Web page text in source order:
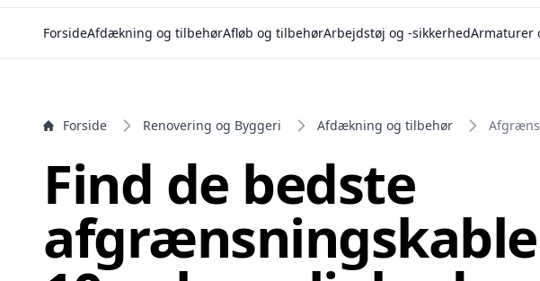
ForsideAfdækning og tilbehørAfløb og tilbehørArbejdstøj og -sikkerhedArmaturer
Forside Renovering og Byggeri Afdækning og tilbehør
Find de bedste